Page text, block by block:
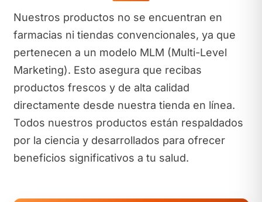
Nuestros productos no se encuentran en
farmacias ni tiendas convencionales, ya que
pertenecen a un modelo MLM (Multi-Level
Marketing). Esto asegura que recibas
productos frescos y de alta calidad
directamente desde nuestra tienda en línea.
Todos nuestros productos están respaldados
por la ciencia y desarrollados para ofrecer
beneficios significativos a tu salud.